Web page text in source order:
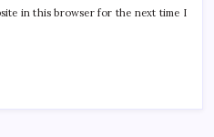
in this browser for the next time I